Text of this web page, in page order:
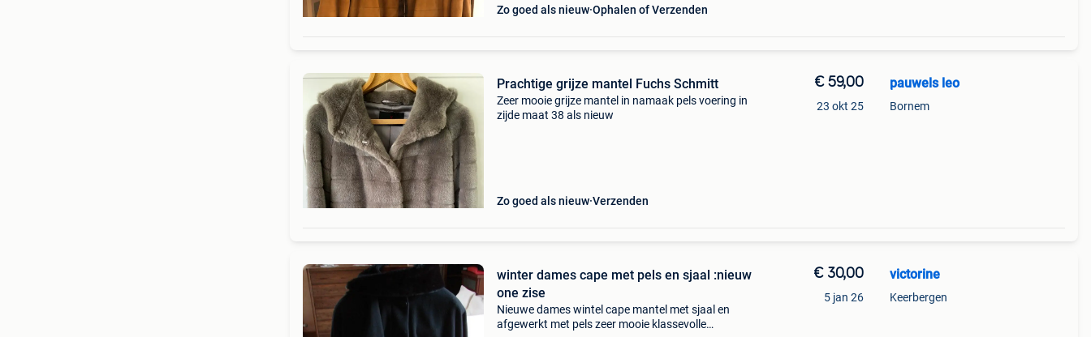
Zo goed als nieuw Ophalen of Verzenden
Prachtige grijze mantel Fuchs Schmitt
Zeer mooie grijze mantel in namaak pels voering in
zijde maat 38 als nieuw
Zo goed als nieuw Verzenden
€ 59,00
23 okt 25
pauwels leo
Bornem
winter dames cape met pels en sjaal :nieuw
one zise
Nieuwe dames wintel cape mantel met sjaal en
afgewerkt met pels zeer mooie klassevolle
€ 30,00
5 jan 26
victorine
Keerbergen